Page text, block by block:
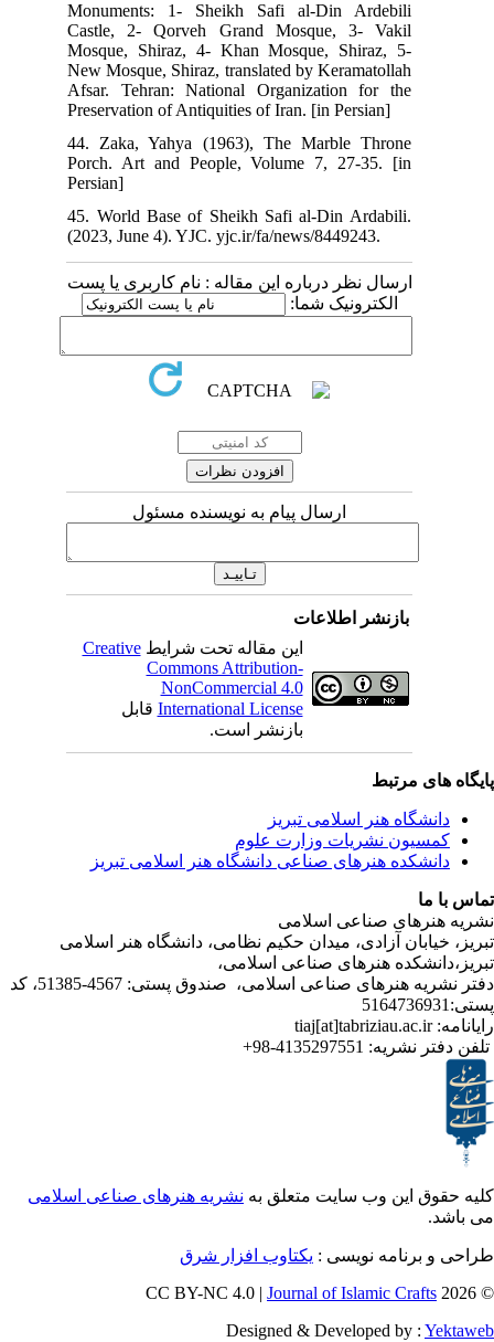
Monuments: 1- Sheikh Safi al-Din Ardebili
Castle, 2- Qorveh Grand Mosque, 3- Vakil
Mosque, Shiraz, 4- Khan Mosque, Shiraz, 5-
New Mosque, Shiraz, translated by Keramatollah
Afsar. Tehran: National Organization for the
Preservation of Antiquities of Iran. [in Persian]
44. Zaka, Yahya (1963), The Marble Throne
Porch. Art and People, Volume 7, 27-35. [in
45. World Base of Sheikh Safi al-Din Ardabili.
(2023, June 4). YJC. yjc.ir/fa/news/8449243.
ارسال نظر درباره این مقاله : نام کاربری یا پست
الکترونیک شما:
ارسال پیام به نویسنده مسئول
بازنشر اطلاعات
این مقاله تحت شرایطCreative
Commons Attribution-
NonCommercial 4.0
International Licenseقابل
بازنشر است.
مرتبط
هنر اسلامی تبریز
نشریات وزارت علوم
هنرهای صناعی دانشگاه هنر اسلامی تبریز
صناعی اسلامی
آزادی، میدان حکیم نظامی، دانشگاه هنر اسلامی
هنرهای صناعی اسلامی،
دفتر نشریه هنرهای صناعی اسلامی، صندوق پستی: 4567-51385، کد
نشریه:4135297551-98+
این وب سایت متعلق بهنشریه هنرهای صناعی اسلامی
نویسی : یکتاوب افزار شرق
Journal of Islamic
Designed & Developed by :